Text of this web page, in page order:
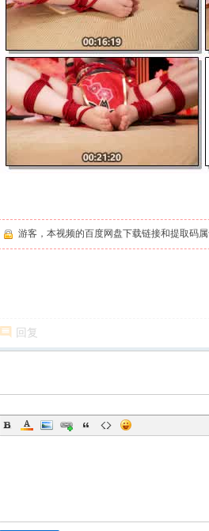
游客，本视频的百度网盘下载链接和提取码
回复